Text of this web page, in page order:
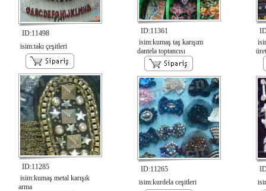
ID:11498
isim:takı çeşitleri
ID:11361
isim:kumaş taş karışım
dantela toptancısı
ID:11285
isim:kumaş metal karışık
arma
ID:11265
isim:kurdela ceşitleri